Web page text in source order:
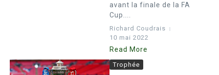
avant la finale de la FA
Cup....
Richard Coudrais
10 mai 2022
Read More
Trophée